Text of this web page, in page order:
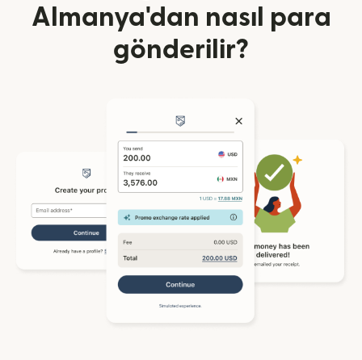
Almanya'dan nasıl para
gönderilir?